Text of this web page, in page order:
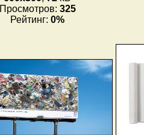
Просмотров: 325
Рейтинг: 0%